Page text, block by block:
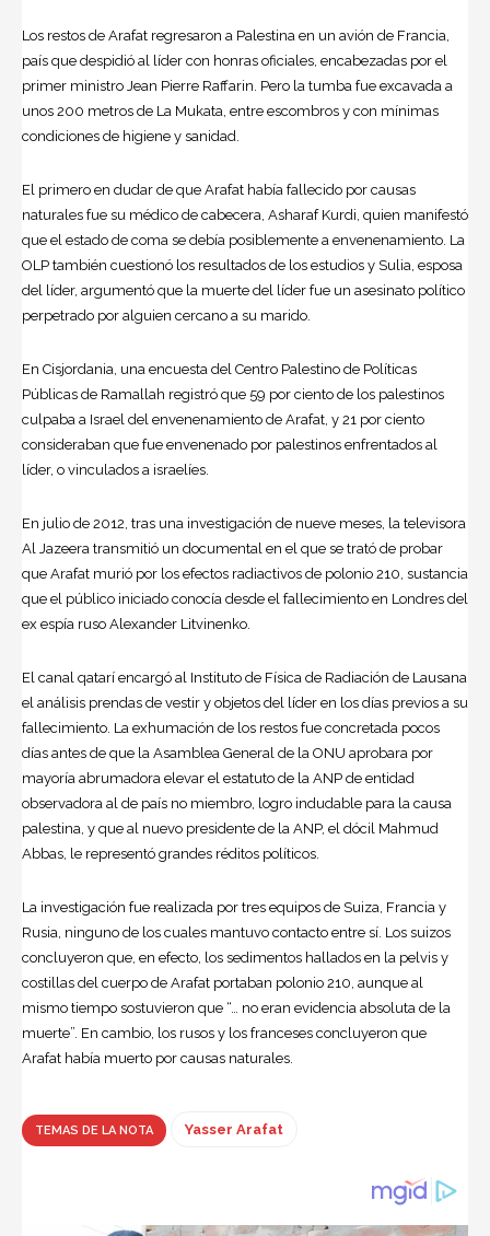
Los restos de Arafat regresaron a Palestina en un avión de Francia,
país que despidió al líder con honras oficiales, encabezadas por el
primer ministro Jean Pierre Raffarin. Pero la tumba fue excavada a
unos 200 metros de La Mukata, entre escombros y con mínimas
condiciones de higiene y sanidad.
El primero en dudar de que Arafat había fallecido por causas
naturales fue su médico de cabecera, Asharaf Kurdi, quien manifestó
que el estado de coma se debía posiblemente a envenenamiento. La
OLP también cuestionó los resultados de los estudios y Sulia, esposa
del líder, argumentó que la muerte del líder fue un asesinato político
perpetrado por alguien cercano a su marido.
En Cisjordania, una encuesta del Centro Palestino de Políticas
Públicas de Ramallah registró que 59 por ciento de los palestinos
culpaba a Israel del envenenamiento de Arafat, y 21 por ciento
consideraban que fue envenenado por palestinos enfrentados al
líder, o vinculados a israelíes.
En julio de 2012, tras una investigación de nueve meses, la televisora
Al Jazeera transmitió un documental en el que se trató de probar
que Arafat murió por los efectos radiactivos de polonio 210, sustancia
que el público iniciado conocía desde el fallecimiento en Londres del
ex espía ruso Alexander Litvinenko.
El canal qatarí encargó al Instituto de Física de Radiación de Lausana
el análisis prendas de vestir y objetos del líder en los días previos a su
fallecimiento. La exhumación de los restos fue concretada pocos
días antes de que la Asamblea General de la ONU aprobara por
mayoría abrumadora elevar el estatuto de la ANP de entidad
observadora al de país no miembro, logro indudable para la causa
palestina, y que al nuevo presidente de la ANP, el dócil Mahmud
Abbas, le representó grandes réditos políticos.
La investigación fue realizada por tres equipos de Suiza, Francia y
Rusia, ninguno de los cuales mantuvo contacto entre sí. Los suizos
concluyeron que, en efecto, los sedimentos hallados en la pelvis y
costillas del cuerpo de Arafat portaban polonio 210, aunque al
mismo tiempo sostuvieron que “… no eran evidencia absoluta de la
muerte”. En cambio, los rusos y los franceses concluyeron que
Arafat había muerto por causas naturales.
TEMAS DE LA NOTA Yasser Arafat